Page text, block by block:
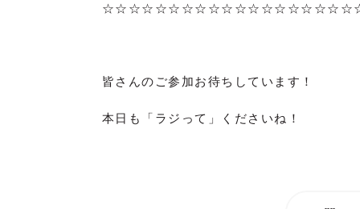
皆さんのご参加お待ちしています！
本日も「ラジって」くださいね！